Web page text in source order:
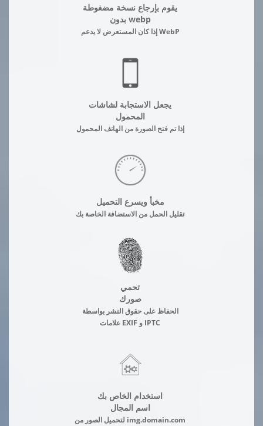
يقوم بإرجاع نسخة مضغوطة
بدون webp
إذا كان المستعرض لا يدعم WebP
يجعل الاستجابة لشاشات
المحمول
إذا تم فتح الصورة من الهاتف المحمول
مخبأ ويسرع التحميل
تقليل الحمل من الاستضافة الخاصة بك
تحمي
صورك
الحفاظ على حقوق النشر بواسطة
علامات EXIF و IPTC
استخدام الخاص بك
اسم المجال
لتحميل الصور من img.domain.com